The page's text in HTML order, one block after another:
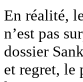
En réalité,
n’est pas
dossier
et regret, le